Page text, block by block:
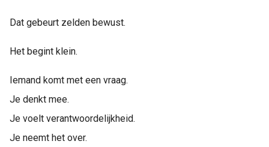
Dat gebeurt zelden bewust.
Het begint klein.
Iemand komt met een vraag.
Je denkt mee.
Je voelt verantwoordelijkheid.
Je neemt het over.